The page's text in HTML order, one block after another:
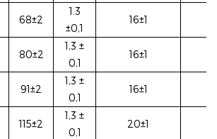
68±2
1.3
±0,1
16±1
80±2
1,3 ±
0,1
16±1
91±2
1,3 ±
0,1
16±1
115±2
1,3 ±
0,1
20±1